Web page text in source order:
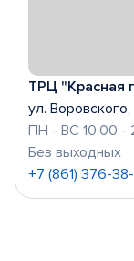
ТРЦ "Красная
ул.
ПН - ВС 10:00 -
Без выходных
+7 (861) 376-